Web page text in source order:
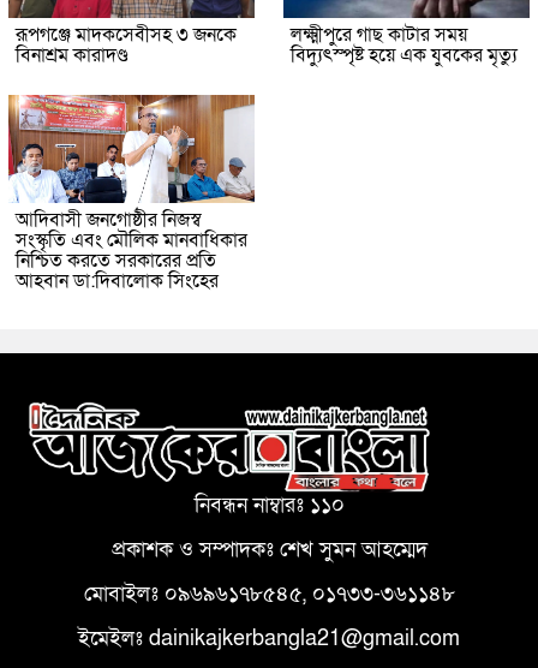
রূপগঞ্জে মাদকসেবীসহ ৩ জনকে
বিনাশ্রম কারাদণ্ড
লক্ষ্মীপুরে গাছ কাটার সময়
বিদ্যুৎস্পৃষ্ট হয়ে এক যুবকের মৃত্যু
আদিবাসী জনগোষ্ঠীর নিজস্ব
সংস্কৃতি এবং মৌলিক মানবাধিকার
নিশ্চিত করতে সরকারের প্রতি
আহবান ডা:দিবালোক সিংহের
নিবন্ধন নাম্বারঃ ১১০
প্রকাশক ও সম্পাদকঃ শেখ সুমন আহম্মেদ
মোবাইলঃ ০৯৬৯৬১৭৮৫৪৫, ০১৭৩৩-৩৬১১৪৮
ইমেইলঃ dainikajkerbangla21@gmail.com